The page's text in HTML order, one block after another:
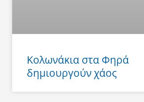
Κολωνάκια στα Φηρά
δημιουργούν χάος